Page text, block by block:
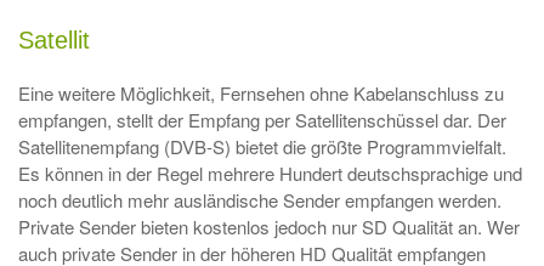
Satellit
Eine weitere Möglichkeit, Fernsehen ohne Kabelanschluss zu
empfangen, stellt der Empfang per Satellitenschüssel dar. Der
Satellitenempfang (DVB-S) bietet die größte Programmvielfalt.
Es können in der Regel mehrere Hundert deutschsprachige und
noch deutlich mehr ausländische Sender empfangen werden.
Private Sender bieten kostenlos jedoch nur SD Qualität an. Wer
auch private Sender in der höheren HD Qualität empfangen